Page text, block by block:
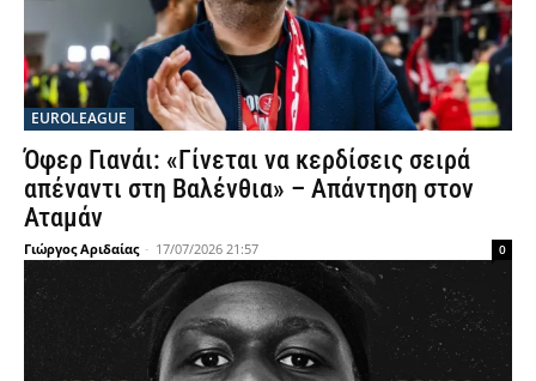
EUROLEAGUE
Όφερ Γιανάι: «Γίνεται να κερδίσεις σειρά
απέναντι στη Βαλένθια» – Απάντηση στον
Αταμάν
Γιώργος Αριδαίας - 17/07/2026 21:57 0